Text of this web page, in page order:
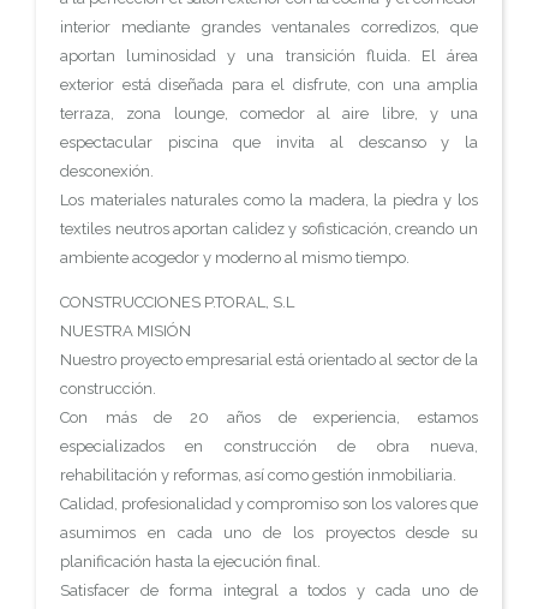
interior mediante grandes ventanales corredizos, que
aportan luminosidad y una transición fluida. El área
exterior está diseñada para el disfrute, con una amplia
terraza, zona lounge, comedor al aire libre, y una
espectacular piscina que invita al descanso y la
desconexión.
Los materiales naturales como la madera, la piedra y los
textiles neutros aportan calidez y sofisticación, creando un
ambiente acogedor y moderno al mismo tiempo.
CONSTRUCCIONES P.TORAL, S.L
NUESTRA MISIÓN
Nuestro proyecto empresarial está orientado al sector de la
construcción.
Con más de 20 años de experiencia, estamos
especializados en construcción de obra nueva,
rehabilitación y reformas, así como gestión inmobiliaria.
Calidad, profesionalidad y compromiso son los valores que
asumimos en cada uno de los proyectos desde su
planificación hasta la ejecución final.
Satisfacer de forma integral a todos y cada uno de